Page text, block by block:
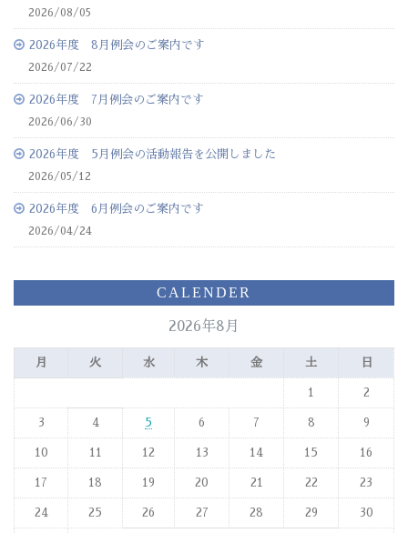
2026/08/05
2026年度 8月例会のご案内です
2026/07/22
2026年度 7月例会のご案内です
2026/06/30
2026年度 5月例会の活動報告を公開しました
2026/05/12
2026年度 6月例会のご案内です
2026/04/24
CALENDER
2026年8月
月 火 水 木 金 土 日
1 2
3 4 5 6 7 8 9
10 11 12 13 14 15 16
17 18 19 20 21 22 23
24 25 26 27 28 29 30